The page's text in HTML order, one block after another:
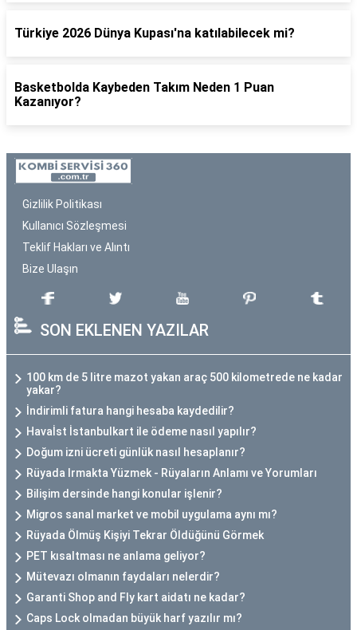
Türkiye 2026 Dünya Kupası'na katılabilecek mi?
Basketbolda Kaybeden Takım Neden 1 Puan
Kazanıyor?
Gizlilik Politikası
Kullanıcı Sözleşmesi
Teklif Hakları ve Alıntı
Bize Ulaşın
SON EKLENEN YAZILAR
100 km de 5 litre mazot yakan araç 500 kilometrede ne kadar
yakar?
İndirimli fatura hangi hesaba kaydedilir?
Havaİst İstanbulkart ile ödeme nasıl yapılır?
Doğum izni ücreti günlük nasıl hesaplanır?
Rüyada Irmakta Yüzmek - Rüyaların Anlamı ve Yorumları
Bilişim dersinde hangi konular işlenir?
Migros sanal market ve mobil uygulama aynı mı?
Rüyada Ölmüş Kişiyi Tekrar Öldüğünü Görmek
PET kısaltması ne anlama geliyor?
Mütevazı olmanın faydaları nelerdir?
Garanti Shop and Fly kart aidatı ne kadar?
Caps Lock olmadan büyük harf yazılır mı?